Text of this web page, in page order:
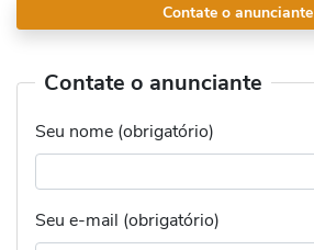
Contate o anunciante
Contate o anunciante
Seu nome (obrigatório)
Seu e-mail (obrigatório)